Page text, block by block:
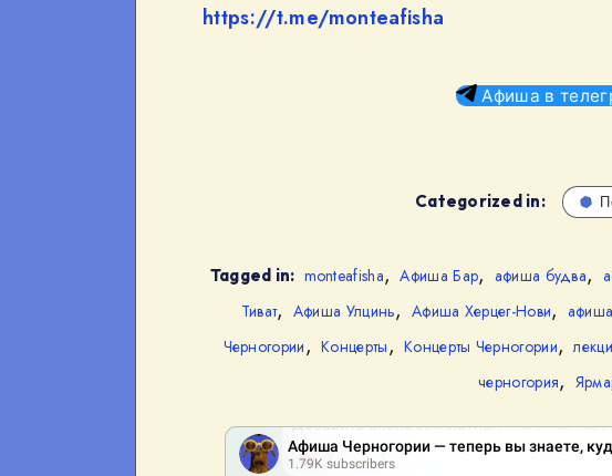
https://t.me/monteafisha
Афиша в
Categorized in:
Tagged in: monteafisha, Афиша Бар, афиша будва,
Тиват, Афиша Улцинь, Афиша Херцег-Нови,
Черногории, Концерты, Концерты Черногории,
черногория,